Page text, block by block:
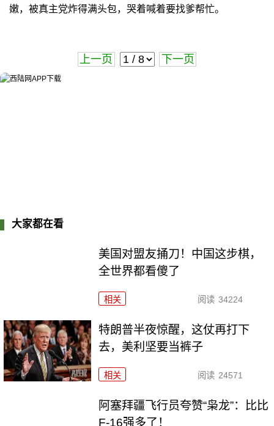
嫩，被真主党炸得满头包，哭着喊着要找爹帮忙。
上一页 下一页
大家都在看
美国对盟友捅刀！中国这步棋，
全世界都看傻了
相关 阅读 34224
特朗普半夜惊醒，这仗再打下
去，美利坚要当裤子
相关 阅读 24571
阿塞拜疆飞行员夸赞“枭龙”：比比
F-16强多了！